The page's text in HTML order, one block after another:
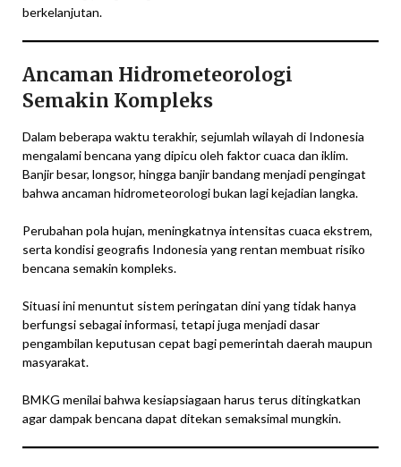
berkelanjutan.
Ancaman Hidrometeorologi
Semakin Kompleks
Dalam beberapa waktu terakhir, sejumlah wilayah di Indonesia
mengalami bencana yang dipicu oleh faktor cuaca dan iklim.
Banjir besar, longsor, hingga banjir bandang menjadi pengingat
bahwa ancaman hidrometeorologi bukan lagi kejadian langka.
Perubahan pola hujan, meningkatnya intensitas cuaca ekstrem,
serta kondisi geografis Indonesia yang rentan membuat risiko
bencana semakin kompleks.
Situasi ini menuntut sistem peringatan dini yang tidak hanya
berfungsi sebagai informasi, tetapi juga menjadi dasar
pengambilan keputusan cepat bagi pemerintah daerah maupun
masyarakat.
BMKG menilai bahwa kesiapsiagaan harus terus ditingkatkan
agar dampak bencana dapat ditekan semaksimal mungkin.